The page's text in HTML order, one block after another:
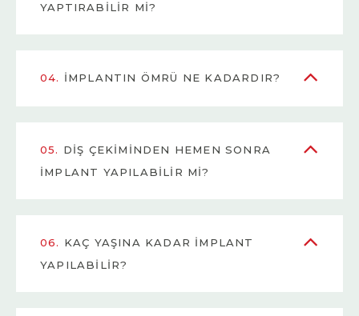
YAPTIRABILIR MI?
04. İMPLANTIN ÖMRÜ NE KADARDIR?
05.
IMPLANT YAPILABILIR MI?
06.
YAPILABILIR?